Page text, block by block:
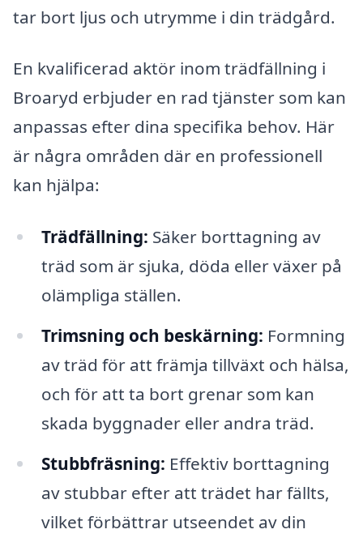
tar bort ljus och utrymme i din trädgård.
En kvalificerad aktör inom trädfällning i
Broaryd erbjuder en rad tjänster som kan
anpassas efter dina specifika behov. Här
är några områden där en professionell
kan hjälpa:
Trädfällning: Säker borttagning av
träd som är sjuka, döda eller växer på
olämpliga ställen.
Trimsning och beskärning: Formning
av träd för att främja tillväxt och hälsa,
och för att ta bort grenar som kan
skada byggnader eller andra träd.
Stubbfräsning: Effektiv borttagning
av stubbar efter att trädet har fällts,
vilket förbättrar utseendet av din